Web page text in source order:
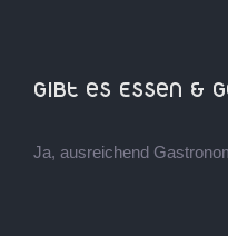
Gibt es Essen &
Ja, ausreichend